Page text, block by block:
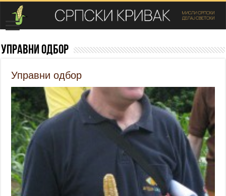
Управни одбор
Управни одбор